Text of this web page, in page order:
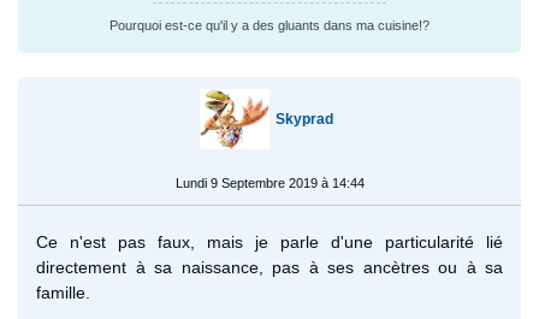
Pourquoi est-ce qu'il y a des gluants dans ma cuisine!?
Skyprad
Lundi 9 Septembre 2019 à 14:44
Ce n'est pas faux, mais je parle d'une particularité lié
directement à sa naissance, pas à ses ancètres ou à sa
famille.